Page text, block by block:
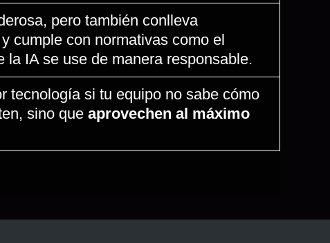
pero también conlleva
cumple con normativas como el
IA se use de manera responsable.
tecnología si tu equipo no sabe cómo
sino que aprovechen al máximo